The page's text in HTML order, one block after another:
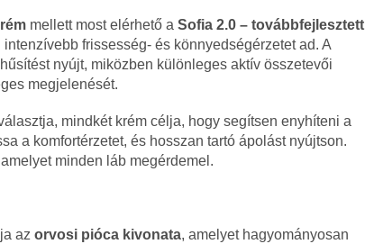
mellett most elérhető a Sofia 2.0 – továbbfejlesztett
intenzívebb frissesség- és könnyedségérzetet ad. A
nyújt, miközben különleges aktív összetevői
megjelenését.
mindkét krém célja, hogy segítsen enyhíteni a
a komfortérzetet, és hosszan tartó ápolást nyújtson.
minden láb megérdemel.
az orvosi pióca kivonata, amelyet hagyományosan